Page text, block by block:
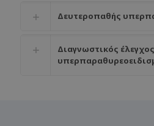
Δευτεροπαθής
Διαγνωστικός